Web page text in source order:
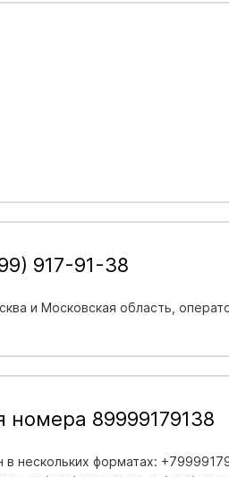
917-91-38
и Московская область ,
89999179138
нескольких форматах: